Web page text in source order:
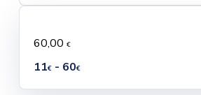
60,00 €
11€- 60€